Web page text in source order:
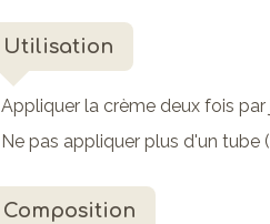
Utilisation
Appliquer la crème deux fois
Ne pas appliquer plus d'un tube
Composition